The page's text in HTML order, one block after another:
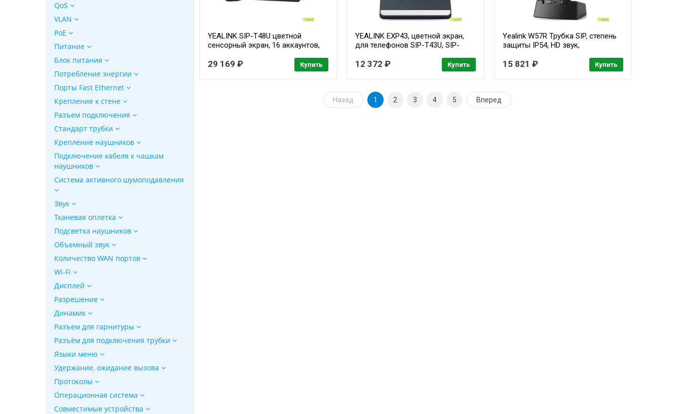
QoS
VLAN
PoE
Питание
Блок питания
Потребление энергии
Порты Fast Ethernet
Крепление к стене
Разъем подключения
Стандарт трубки
Крепление наушников
Подключение кабеля к чашкам
наушников
Система активного шумоподавления
Звук
Тканевая оплетка
Подсветка наушников
Объемный звук
Количество WAN портов
Wi-Fi
Дисплей
Разрешение
Динамик
Разъем для гарнитуры
Разъём для подключения трубки
Языки меню
Удержание, ожидание вызова
Протоколы
Операционная система
Совместимые устройства
YEALINK SIP-T48U цветной
сенсорный экран, 16 аккаунтов,
29 169 ₽ Купить
YEALINK EXP43, цветной экран,
для телефонов SIP-T43U, SIP-
12 372 ₽ Купить
Yealink W57R Трубка SIP, степень
защиты IP54, HD звук,
зарядка, для W70B/W80B/W90B
15 821 ₽ Купить
Назад 1 2 3 4 5 Вперед